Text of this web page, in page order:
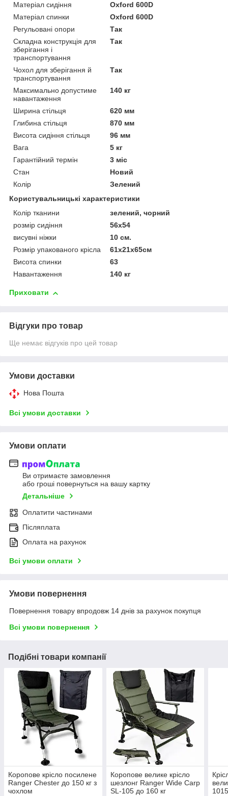
Матеріал сидіння
Oxford 600D
Матеріал спинки
Oxford 600D
Регульовані опори
Так
Складна конструкція для
зберігання і
транспортування
Так
Чохол для зберігання й
транспортування
Так
Максимально допустиме
навантаження
140 кг
Ширина стільця
620 мм
Глибина стільця
870 мм
Висота сидіння стільця
96 мм
Вага
5 кг
Гарантійний термін
3 міс
Стан
Новий
Колір
Зелений
Користувальницькі характеристики
Колір тканини
зелений, чорний
розмір сидіння
56х54
висувні ніжки
10 см.
Розмір упакованого крісла
61х21х65см
Висота спинки
63
Навантаження
140 кг
Приховати
Відгуки про товар
Ще немає відгуків про цей товар
Умови доставки
Нова Пошта
Всі умови доставки
Умови оплати
Ви отримаєте замовлення
або гроші повернуться на вашу картку
Детальніше
Оплатити частинами
Післяплата
Оплата на рахунок
Всі умови оплати
Умови повернення
Повернення товару впродовж 14 днів за рахунок покупця
Всі умови повернення
Подібні товари компанії
Коропове крісло посилене
Ranger Chester до 150 кг з
чохлом
Коропове велике крісло
шезлонг Ranger Wide Carp
SL-105 до 160 кг